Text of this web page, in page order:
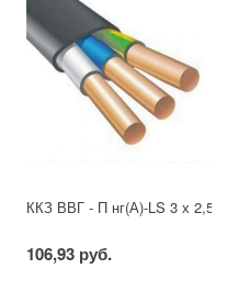
ККЗ ВВГ - П нг(А)-LS 3 х 2,5
106,93 руб.